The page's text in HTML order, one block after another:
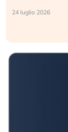
24 luglio 2026